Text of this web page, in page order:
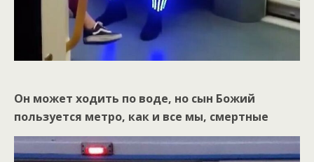
Он может ходить по воде, но сын Божий
пользуется метро, ​​как и все мы, смертные